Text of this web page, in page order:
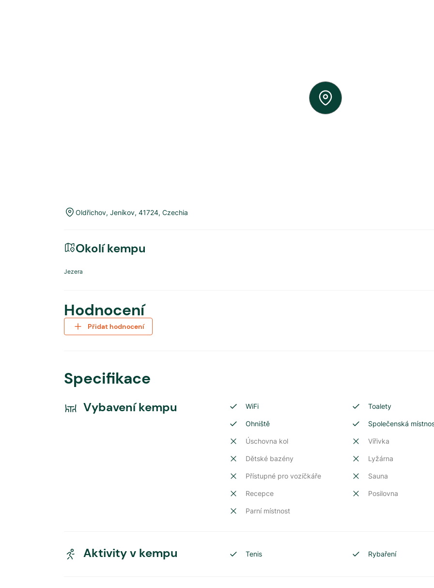
Oldřichov, Jeníkov, 41724, Czechia
Okolí kempu
Jezera
Hodnocení
Přidat hodnocení
Specifikace
Vybavení kempu WiFi Toalety
Ohniště Společenská
Úschovna kol Vířivka
Dětské bazény Lyžárna
Přístupné pro vozíčkáře Sauna
Recepce Posilovna
Parní místnost
Aktivity v kempu Tenis Rybaření